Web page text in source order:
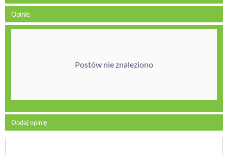
Opinie
Postów nie znaleziono
Dodaj opinię